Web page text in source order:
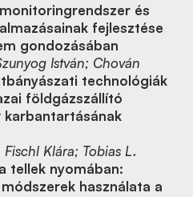
és
fejlesztése
gondozásában
István; Chován
technológiák
földgázszállító
Klára; Tobias L.
tellek nyomában:
használata a